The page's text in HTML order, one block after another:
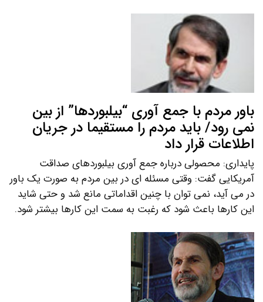
باور مردم با جمع آوری “بیلبوردها” از بین
نمی رود/ باید مردم را مستقیما در جریان
اطلاعات قرار داد
پایداری: محصولی درباره جمع آوری بیلبوردهای صداقت
آمریکایی گفت: وقتی مسئله ای در بین مردم به صورت یک باور
در می آید، نمی توان با چنین اقداماتی مانع شد و حتی شاید
این کارها باعث شود که رغبت به سمت این کارها بیشتر شود.